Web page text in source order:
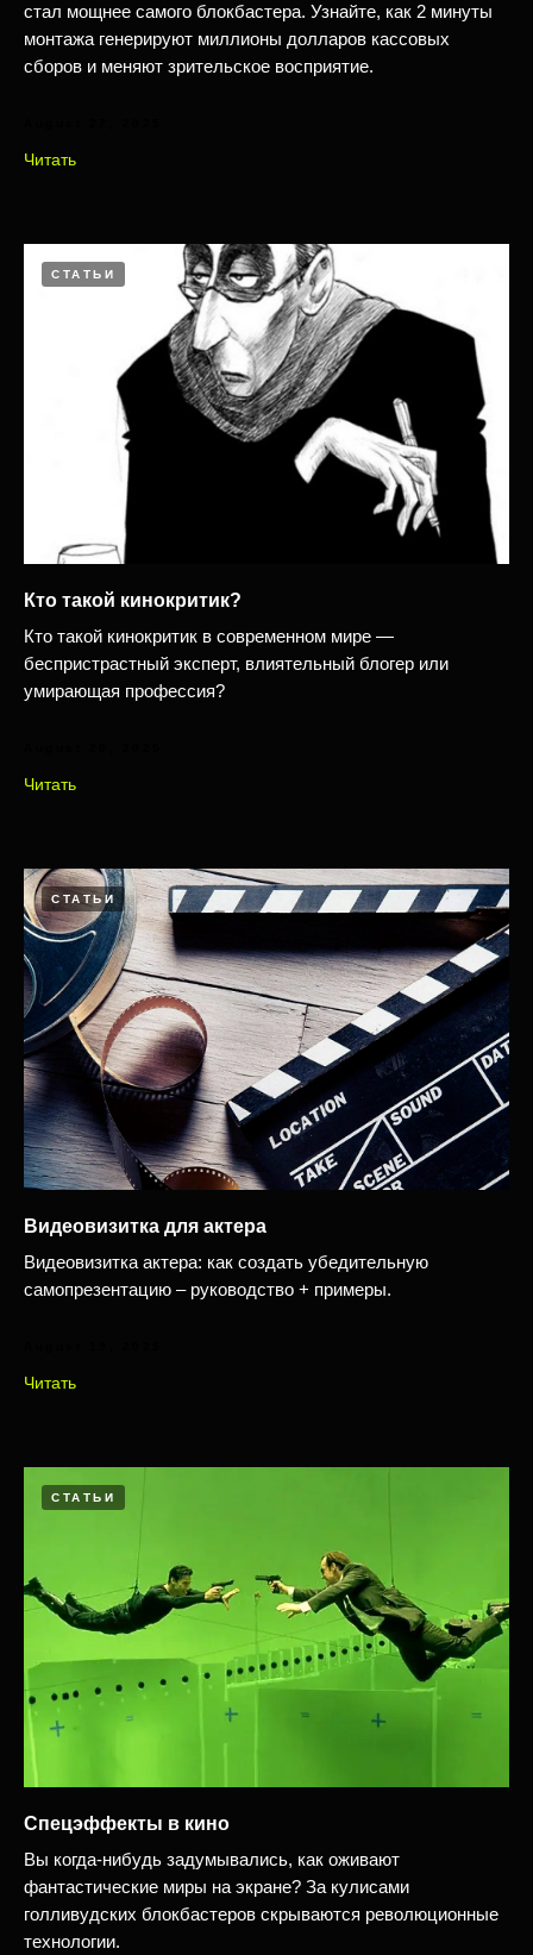
стал мощнее самого блокбастера. Узнайте, как 2 минуты
монтажа генерируют миллионы долларов кассовых
сборов и меняют зрительское восприятие.
Читать
СТАТЬИ
Кто такой кинокритик?
Кто такой кинокритик в современном мире —
беспристрастный эксперт, влиятельный блогер или
умирающая профессия?
Читать
СТАТЬИ
Видеовизитка для актера
Видеовизитка актера: как создать убедительную
самопрезентацию – руководство + примеры.
Читать
СТАТЬИ
Спецэффекты в кино
Вы когда-нибудь задумывались, как оживают
фантастические миры на экране? За кулисами
голливудских блокбастеров скрываются революционные
технологии.